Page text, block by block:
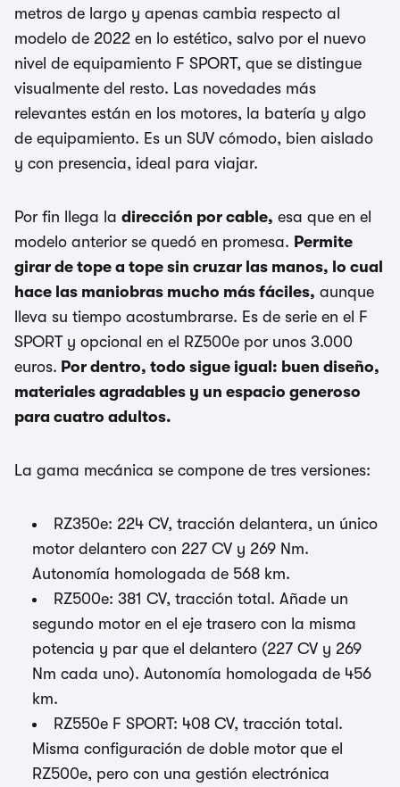
metros de largo y apenas cambia respecto al
modelo de 2022 en lo estético, salvo por el nuevo
nivel de equipamiento F SPORT, que se distingue
visualmente del resto. Las novedades más
relevantes están en los motores, la batería y algo
de equipamiento. Es un SUV cómodo, bien aislado
y con presencia, ideal para viajar.
Por fin llega la dirección por cable, esa que en el
modelo anterior se quedó en promesa. Permite
girar de tope a tope sin cruzar las manos, lo cual
hace las maniobras mucho más fáciles, aunque
lleva su tiempo acostumbrarse. Es de serie en el F
SPORT y opcional en el RZ500e por unos 3.000
euros. Por dentro, todo sigue igual: buen diseño,
materiales agradables y un espacio generoso
para cuatro adultos.
La gama mecánica se compone de tres versiones:
RZ350e: 224 CV, tracción delantera, un único
motor delantero con 227 CV y 269 Nm.
Autonomía homologada de 568 km.
RZ500e: 381 CV, tracción total. Añade un
segundo motor en el eje trasero con la misma
potencia y par que el delantero (227 CV y 269
Nm cada uno). Autonomía homologada de 456
km.
RZ550e F SPORT: 408 CV, tracción total.
Misma configuración de doble motor que el
RZ500e, pero con una gestión electrónica